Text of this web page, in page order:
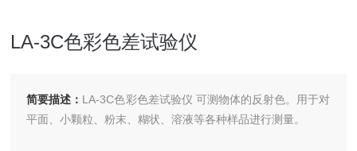
LA-3C色彩色差试验仪
简要描述： LA-3C色彩色差试验仪 可测物体的反射色。用于对
平面、小颗粒、粉末、糊状、溶液等各种样品进行测量。